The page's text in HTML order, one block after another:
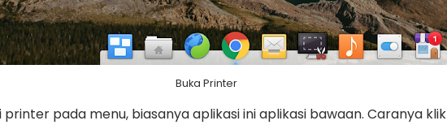
Buka Printer
printer pada menu, biasanya aplikasi ini aplikasi bawaan. Caranya klik